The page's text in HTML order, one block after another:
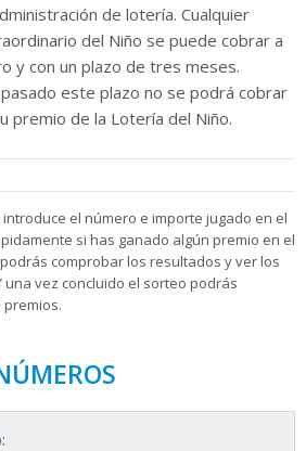
de lotería. Cualquier
del Niño se puede cobrar a
y con un plazo de tres meses.
este plazo no se podrá cobrar
premio de la Lotería del Niño.
el número e importe jugado en el
si has ganado algún premio en el
comprobar los resultados y ver los
una vez concluido el sorteo podrás